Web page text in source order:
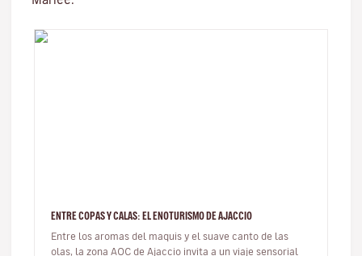
ENTRE COPAS Y CALAS: EL ENOTURISMO DE AJACCIO
Entre los aromas del maquis y el suave canto de las
olas, la zona AOC de Ajaccio invita a un viaje sensorial